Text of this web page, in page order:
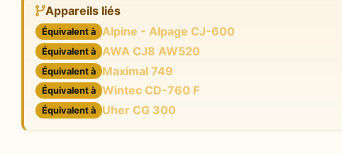
Appareils liés
Équivalent à Alpine - Alpage CJ-600
Équivalent à AWA CJ8 AW520
Équivalent à Maximal 749
Équivalent à Wintec CD-760 F
Équivalent à Uher CG 300